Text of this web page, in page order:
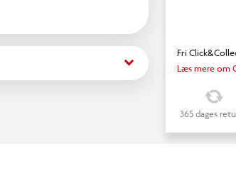
keyboard_arrow_down
Fri
Læs mere om
365 dages